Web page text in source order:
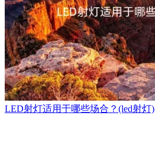
LED射灯适用于哪些场合？(led射灯)